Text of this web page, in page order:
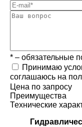
* – обязательные
Принимаю
соглашаюсь на
Цена по запросу
Преимущества
Технические